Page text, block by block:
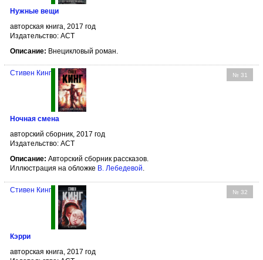
Нужные вещи
авторская книга, 2017 год
Издательство: АСТ
Описание: Внецикловый роман.
№ 31
Стивен Кинг
Ночная смена
авторский сборник, 2017 год
Издательство: АСТ
Описание: Авторский сборник рассказов.
Иллюстрация на обложке В. Лебедевой.
№ 32
Стивен Кинг
Кэрри
авторская книга, 2017 год